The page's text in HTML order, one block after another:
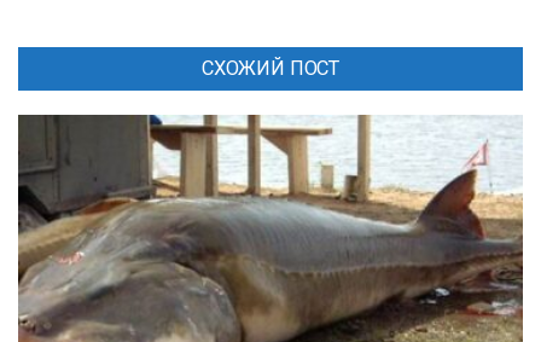
СХОЖИЙ ПОСТ